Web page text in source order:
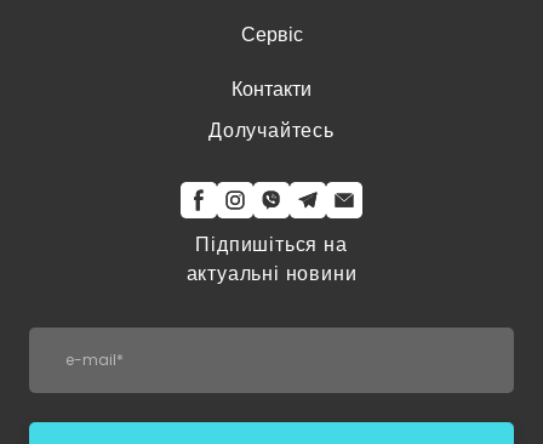
Сервіс
Контакти
Долучайтесь
Підпишіться на
актуальні новини